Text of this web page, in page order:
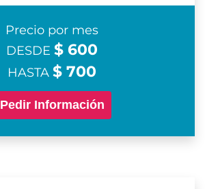
Precio por mes
DESDE $ 600
HASTA $ 700
Pedir Información